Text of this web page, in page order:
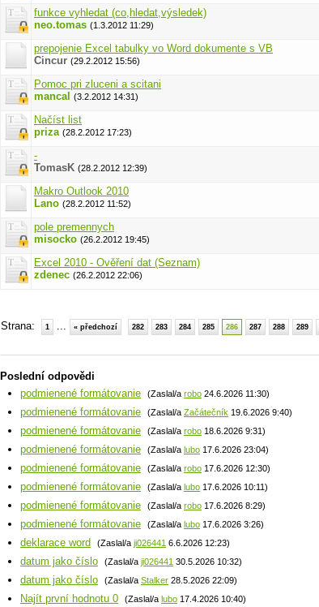
funkce vyhledat (co,hledat,výsledek)
neo.tomas (1.3.2012 11:29)
prepojenie Excel tabulky vo Word dokumente s VB
Cincur (29.2.2012 15:56)
Pomoc pri zluceni a scitani
mancal (3.2.2012 14:31)
Načíst list
priza (28.2.2012 17:23)
-
TomasK (28.2.2012 12:39)
Makro Outlook 2010
Lano (28.2.2012 11:52)
pole premennych
misocko (26.2.2012 19:45)
Excel 2010 - Ověření dat (Seznam)
zdenec (26.2.2012 22:06)
Strana: 1 ... « předchozí 282 283 284 285 286 287 288 289
Poslední odpovědi
podmienené formátovanie
(Zaslal/a robo 24.6.2026 11:30)
podmienené formátovanie (Zaslal/a Začátečník 19.6.2026 9:40)
podmienené formátovanie (Zaslal/a robo 18.6.2026 9:31)
podmienené formátovanie (Zaslal/a lubo 17.6.2026 23:04)
podmienené formátovanie (Zaslal/a robo 17.6.2026 12:30)
podmienené formátovanie (Zaslal/a lubo 17.6.2026 10:11)
podmienené formátovanie (Zaslal/a robo 17.6.2026 8:29)
podmienené formátovanie (Zaslal/a lubo 17.6.2026 3:26)
deklarace word (Zaslal/a ji026441 6.6.2026 12:23)
datum jako číslo (Zaslal/a ji026441 30.5.2026 10:32)
datum jako číslo (Zaslal/a Stalker 28.5.2026 22:09)
Najít první hodnotu 0 (Zaslal/a lubo 17.4.2026 10:40)